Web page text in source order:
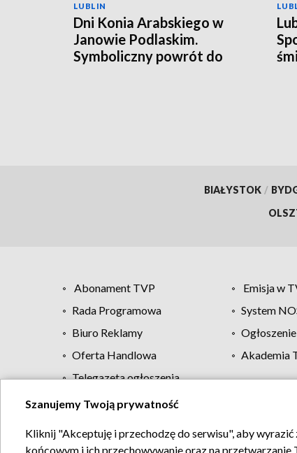
LUBLIN
Dni Konia Arabskiego w
Janowie Podlaskim.
Symboliczny powrót do
BIAŁYSTOK /
Abonament TVP Emisja w
Rada Programowa
System
Biuro Reklamy
Oferta Handlowa
Akademia
Telegazeta ogłoszenia
Regulamin TVP
Szanujemy Twoją prywatność
Kliknij "Akceptuję i przechodzę do serwisu", aby
końcowym i ich przechowywanie oraz na przetwarzanie